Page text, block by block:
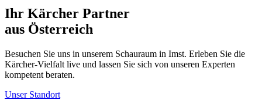
Ihr Kärcher Partner
aus Österreich
Besuchen Sie uns in unserem Schauraum in Imst. Erleben Sie die
Kärcher-Vielfalt live und lassen Sie sich von unseren Experten
kompetent beraten.
Unser Standort